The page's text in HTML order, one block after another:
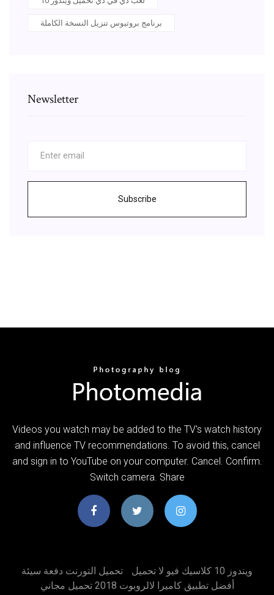
برنامج بروتيوس تنزيل النسخة الكاملة
Newsletter
Subscribe
Videos you watch may be added to the TV's watch history
and influence TV recommendations. To avoid this, cancel
and sign in to YouTube on your computer. Cancel. Confirm.
Switch camera. Share
تحميل التورنت دفعة سيئة
ويندوز 10 كلاسيك فيو لا تحميل
أفضل تطبيق كاميرا لالروبوت 2018 تحميل مجاني